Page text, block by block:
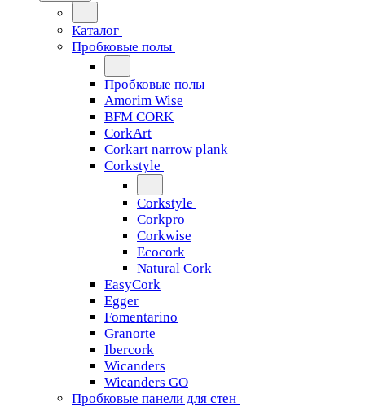
Каталог
Пробковые полы
Пробковые полы
Amorim Wise
BFM CORK
CorkArt
Corkart narrow plank
Corkstyle
Corkstyle
Corkpro
Corkwise
Ecocork
Natural Cork
EasyCork
Egger
Fomentarino
Granorte
Ibercork
Wicanders
Wicanders GO
Пробковые панели для стен